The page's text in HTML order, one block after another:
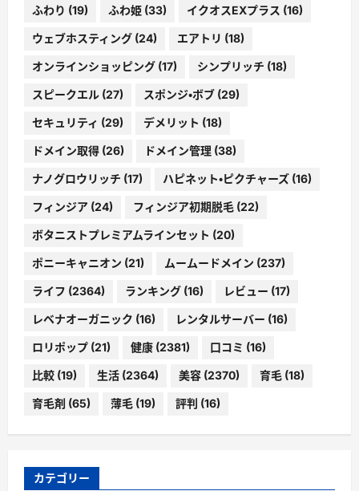
ふわり (19) ふわ姫 (33) イクオスEXプラス (16)
ウェブホスティング (24) エアトリ (18)
オンラインショッピング (17) シンプリッチ (18)
スピークエル (27) スポンジ・ボブ (29)
セキュリティ (29) デメリット (18)
ドメイン取得 (26) ドメイン管理 (38)
ナノグロウリッチ (17) ハピネット・ピクチャーズ (16)
フィンジア (24) フィンジア初期脱毛 (22)
ボタニストプレミアムラインセット (20)
ポニーキャニオン (21) ムームードメイン (237)
ライフ (2364) ランキング (16) レビュー (17)
レベナオーガニック (16) レンタルサーバー (16)
ロリポップ (21) 健康 (2381) 口コミ (16)
比較 (19) 生活 (2364) 美容 (2370) 育毛 (18)
育毛剤 (65) 薄毛 (19) 評判 (16)
カテゴリー